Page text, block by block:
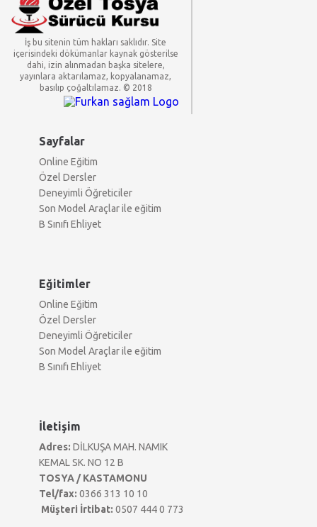
İş bu sitenin tüm hakları saklıdır. Site
içerisindeki dökümanlar kaynak gösterilse
dahi, izin alınmadan başka sitelere,
yayınlara aktarılamaz, kopyalanamaz,
basılıp çoğaltılamaz. © 2018
Sayfalar
Online Eğitim
Özel Dersler
Deneyimli Öğreticiler
Son Model Araçlar ile eğitim
B Sınıfı Ehliyet
Eğitimler
Online Eğitim
Özel Dersler
Deneyimli Öğreticiler
Son Model Araçlar ile eğitim
B Sınıfı Ehliyet
İletişim
Adres: DİLKUŞA MAH. NAMIK
KEMAL SK. NO 12 B
TOSYA / KASTAMONU
Tel/fax: 0366 313 10 10
Müşteri İrtibat: 0507 444 0 773